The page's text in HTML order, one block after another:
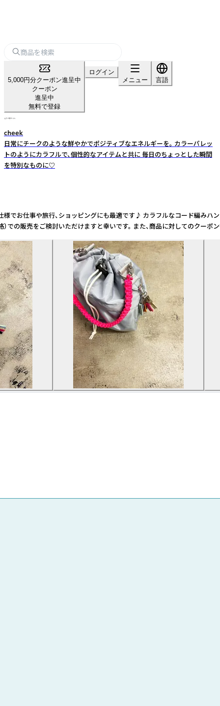
5,000円分クーポン進呈中
クーポン
進呈中
無料で登録
ログイン
メニュー
言語
cheek
日常にチークのような鮮やかでポジティブなエネルギーを。 カラーパレッ
トのようにカラフルで、個性的なアイテムと共に 毎日のちょっとした瞬間
を特別なものに♡
仕事や旅行、ショッピングにも最適です♪ カラフルなコード編
売をご検討いただけますと幸いです。 また、商品に対してのクー